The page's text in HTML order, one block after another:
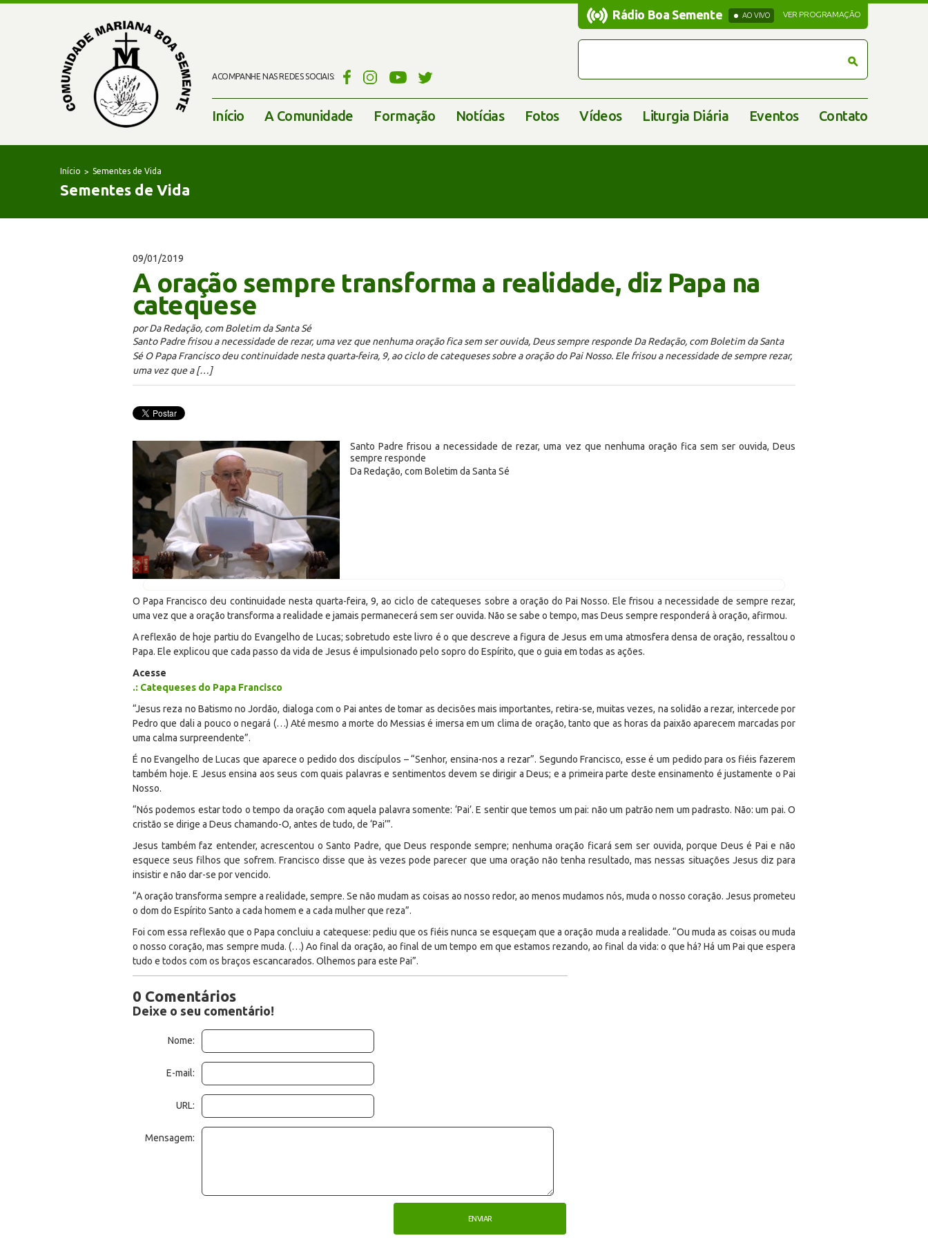
ACOMPANHE NAS REDES SOCIAIS:
Rádio Boa Semente
Rádio Boa Semente AO VIVO VER PROGRAMAÇÃO
Início A Comunidade Formação Notícias Fotos Vídeos Liturgia Diária Eventos Contato
Início Sementes de Vida
Sementes de Vida
09/01/2019
A oração sempre transforma a realidade, diz Papa na
catequese
por Da Redação, com Boletim da Santa Sé
Santo Padre frisou a necessidade de rezar, uma vez que nenhuma oração fica sem ser ouvida, Deus sempre responde Da Redação, com Boletim da Santa
Sé O Papa Francisco deu continuidade nesta quarta-feira, 9, ao ciclo de catequeses sobre a oração do Pai Nosso. Ele frisou a necessidade de sempre rezar,
uma vez que a […]
Santo Padre frisou a necessidade de rezar, uma vez que nenhuma oração fica sem ser ouvida, Deus
sempre responde
Da Redação, com Boletim da Santa Sé
O Papa Francisco deu continuidade nesta quarta-feira, 9, ao ciclo de catequeses sobre a oração do Pai Nosso. Ele frisou a necessidade de sempre rezar,
uma vez que a oração transforma a realidade e jamais permanecerá sem ser ouvida. Não se sabe o tempo, mas Deus sempre responderá à oração, afirmou.
A reflexão de hoje partiu do Evangelho de Lucas; sobretudo este livro é o que descreve a figura de Jesus em uma atmosfera densa de oração, ressaltou o
Papa. Ele explicou que cada passo da vida de Jesus é impulsionado pelo sopro do Espírito, que o guia em todas as ações.
Acesse
.: Catequeses do Papa Francisco
“Jesus reza no Batismo no Jordão, dialoga com o Pai antes de tomar as decisões mais importantes, retira-se, muitas vezes, na solidão a rezar, intercede por
Pedro que dali a pouco o negará (…) Até mesmo a morte do Messias é imersa em um clima de oração, tanto que as horas da paixão aparecem marcadas por
uma calma surpreendente”.
É no Evangelho de Lucas que aparece o pedido dos discípulos – “Senhor, ensina-nos a rezar”. Segundo Francisco, esse é um pedido para os fiéis fazerem
também hoje. E Jesus ensina aos seus com quais palavras e sentimentos devem se dirigir a Deus; e a primeira parte deste ensinamento é justamente o Pai
Nosso.
“Nós podemos estar todo o tempo da oração com aquela palavra somente: ‘Pai’. E sentir que temos um pai: não um patrão nem um padrasto. Não: um pai. O
cristão se dirige a Deus chamando-O, antes de tudo, de ‘Pai’”.
Jesus também faz entender, acrescentou o Santo Padre, que Deus responde sempre; nenhuma oração ficará sem ser ouvida, porque Deus é Pai e não
esquece seus filhos que sofrem. Francisco disse que às vezes pode parecer que uma oração não tenha resultado, mas nessas situações Jesus diz para
insistir e não dar-se por vencido.
“A oração transforma sempre a realidade, sempre. Se não mudam as coisas ao nosso redor, ao menos mudamos nós, muda o nosso coração. Jesus prometeu
o dom do Espírito Santo a cada homem e a cada mulher que reza”.
Foi com essa reflexão que o Papa concluiu a catequese: pediu que os fiéis nunca se esqueçam que a oração muda a realidade. “Ou muda as coisas ou muda
o nosso coração, mas sempre muda. (…) Ao final da oração, ao final de um tempo em que estamos rezando, ao final da vida: o que há? Há um Pai que espera
tudo e todos com os braços escancarados. Olhemos para este Pai”.
0 Comentários
Deixe o seu comentário!
Nome:
E-mail:
URL:
Mensagem: